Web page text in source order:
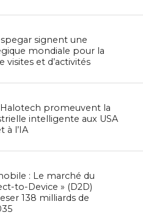
signent une
mondiale pour la
visites et d’activités
promeuvent la
intelligente aux USA
à l’IA
: Le marché du
to-Device » (D2D)
138 milliards de